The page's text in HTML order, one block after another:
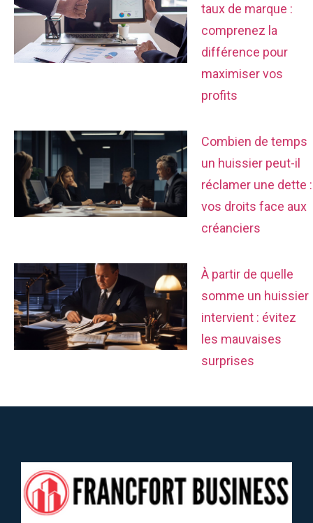
taux de marque :
comprenez la
différence pour
maximiser vos
profits
Combien de temps
un huissier peut-il
réclamer une dette :
vos droits face aux
créanciers
À partir de quelle
somme un huissier
intervient : évitez
les mauvaises
surprises